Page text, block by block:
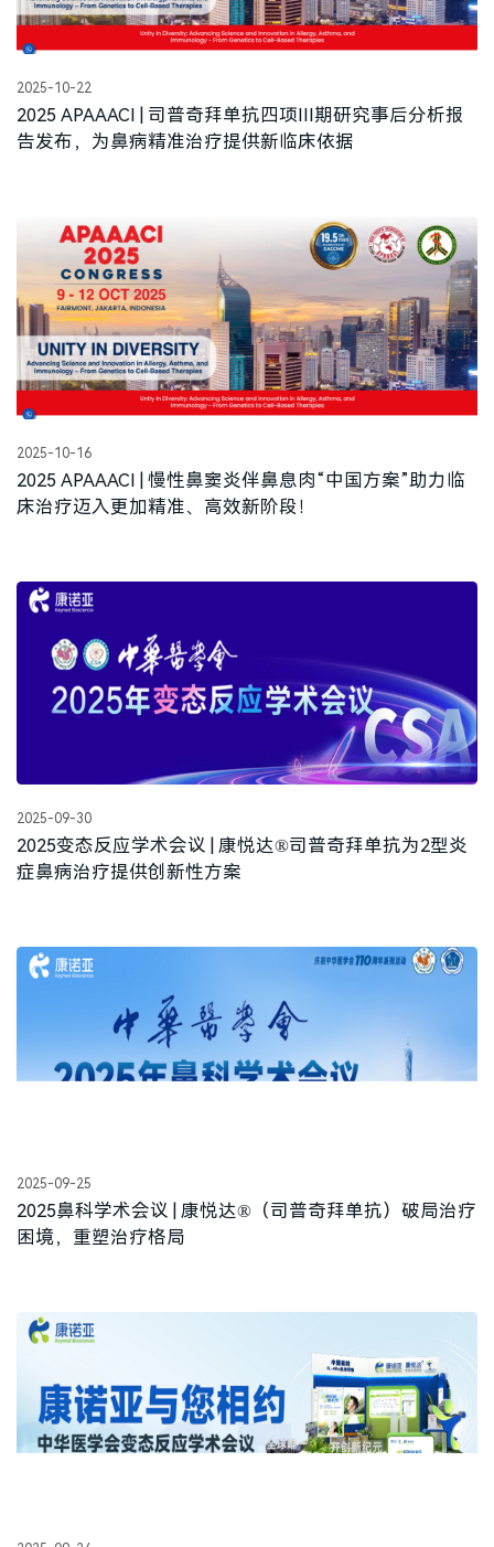
2025-10-22
2025 APAAACI | 司普奇拜单抗四项III期研究事后分析报
告发布，为鼻病精准治疗提供新临床依据
2025-10-16
2025 APAAACI | 慢性鼻窦炎伴鼻息肉“中国方案”助力临
床治疗迈入更加精准、高效新阶段！
2025-09-30
2025变态反应学术会议 | 康悦达®司普奇拜单抗为2型炎
症鼻病治疗提供创新性方案
2025-09-25
2025鼻科学术会议 | 康悦达®（司普奇拜单抗）破局治疗
困境，重塑治疗格局